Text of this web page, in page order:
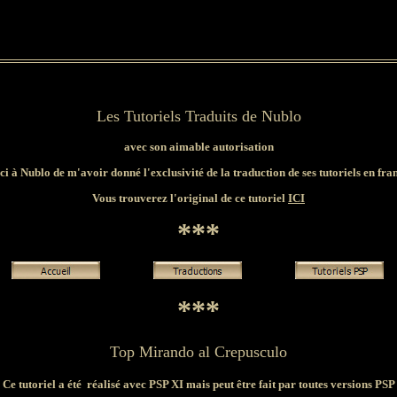
Les Tutoriels Traduits de Nublo
avec son aimable autorisation
à Nublo de m'avoir donné l'exclusivité de la traduction de ses tutoriels en
Vous trouverez l'original de ce tutoriel ICI
***
***
Top Mirando al Crepusculo
Ce tutoriel a été réalisé avec PSP XI mais peut être fait par toutes versions PSP